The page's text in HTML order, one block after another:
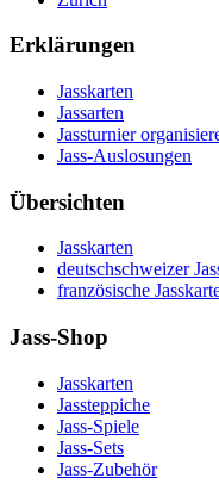
Erklärungen
Jasskarten
Jassarten
Jassturnier
Jass-Auslosungen
Übersichten
Jasskarten
deutschschweizer
französische
Jass-Shop
Jasskarten
Jassteppiche
Jass-Spiele
Jass-Sets
Jass-Zubehör